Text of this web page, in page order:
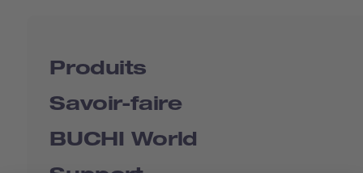
Produits
Savoir-faire
BUCHI World